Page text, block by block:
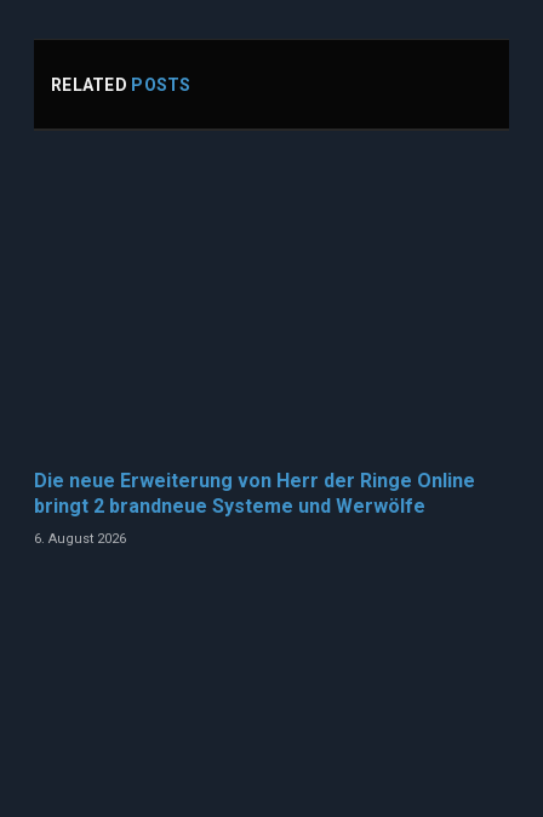
RELATED POSTS
Die neue Erweiterung von Herr der Ringe Online
bringt 2 brandneue Systeme und Werwölfe
6. August 2026